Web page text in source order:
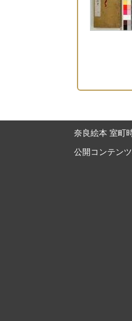
奈良絵本 室町
公開コンテン